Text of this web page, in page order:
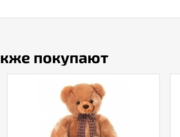
покупают